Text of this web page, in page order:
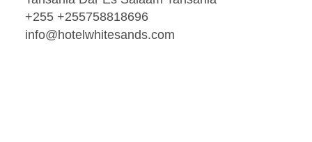
+255 +255758818696
info@hotelwhitesands.com